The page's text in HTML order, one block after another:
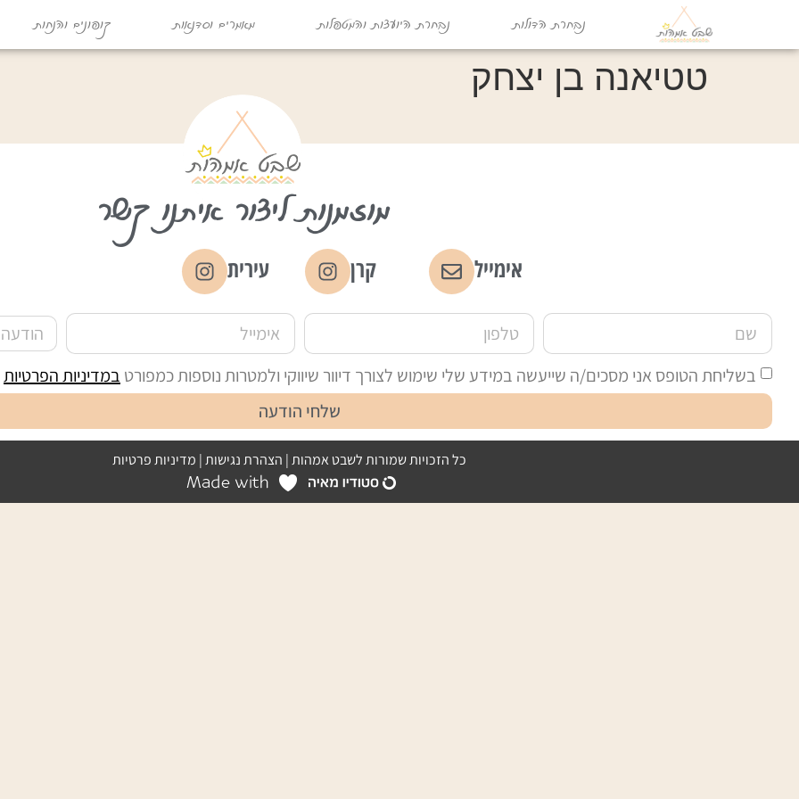
נבחרת הדולות נבחרת היועצות והמטפלות מאמרים וסדנאות קופונים והנחות
טטיאנה בן יצחק
מוזמנות ליצור איתנו קשר
אימייל קרן עירית
בשליחת הטופס אני מסכים/ה שייעשה במידע שלי שימוש לצורך דיוור שיווקי ולמטרות נוספות כמפורט במדיניות הפרטיות
שלחי הודעה
כל הזכויות שמורות לשבט אמהות | הצהרת נגישות| מדיניות פרטיות